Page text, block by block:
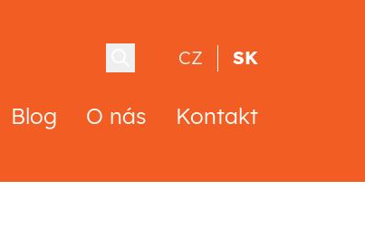
Blog O nás Kontakt
CZ SK